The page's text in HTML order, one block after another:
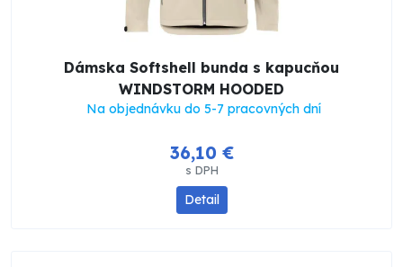
Dámska Softshell bunda s kapucňou
WINDSTORM HOODED
Na objednávku do 5-7 pracovných dní
36,10 €
s DPH
Detail